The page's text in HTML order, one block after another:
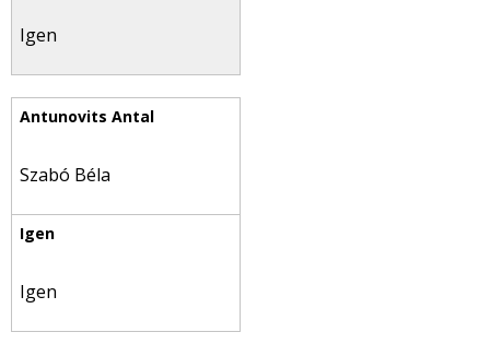
Igen
Szabó Béla
Igen